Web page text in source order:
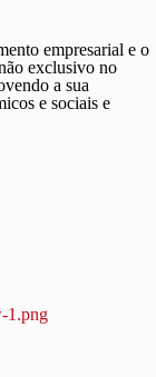
empresarial e o
exclusivo no
a sua
e sociais e